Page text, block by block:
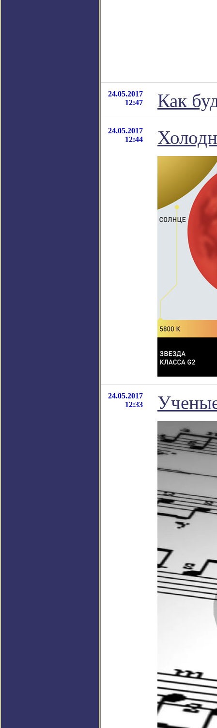
24.05.2017
12:47
Как
24.05.2017
12:44
24.05.2017
12:33